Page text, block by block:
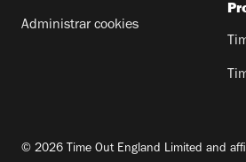
Administrar cookies
© 2026 Time Out England Limited and